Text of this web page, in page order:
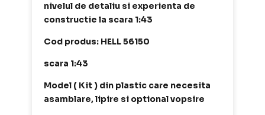
nivelul de detaliu si experienta de
constructie la scara 1:43
Cod produs: HELL 56150
scara 1:43
Model ( Kit ) din plastic care necesita
asamblare, lipire si optional vopsire